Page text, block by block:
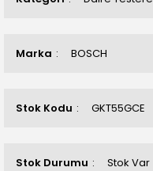
Marka BOSCH
Stok Kodu GKT55GCE
Stok Durumu Stok Var